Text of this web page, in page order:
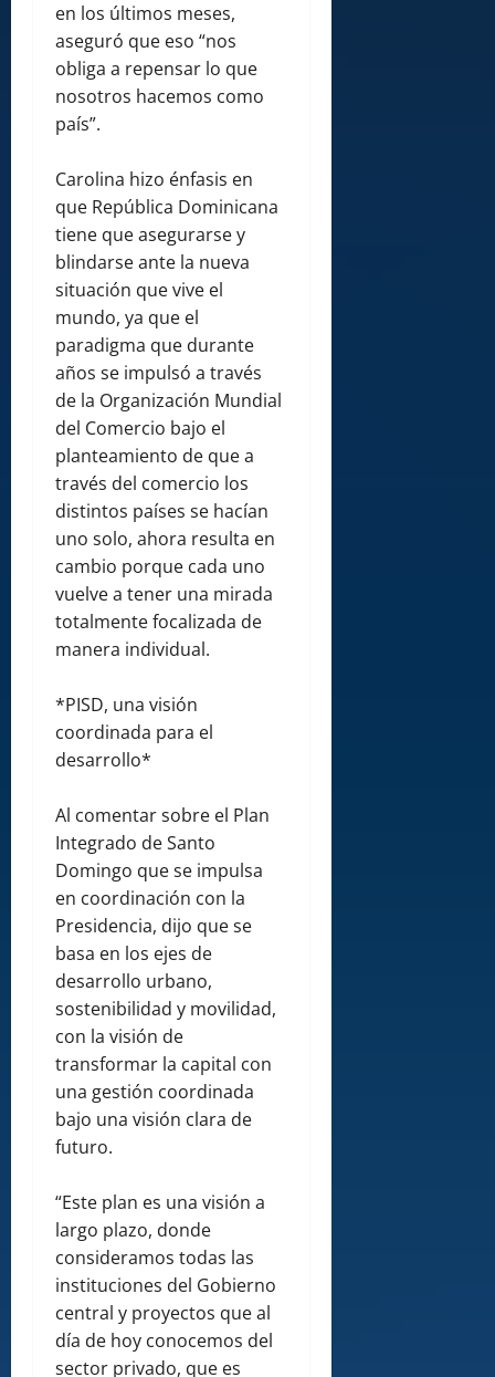
en los últimos meses,
aseguró que eso “nos
obliga a repensar lo que
nosotros hacemos como
país”.
Carolina hizo énfasis en
que República Dominicana
tiene que asegurarse y
blindarse ante la nueva
situación que vive el
mundo, ya que el
paradigma que durante
años se impulsó a través
de la Organización Mundial
del Comercio bajo el
planteamiento de que a
través del comercio los
distintos países se hacían
uno solo, ahora resulta en
cambio porque cada uno
vuelve a tener una mirada
totalmente focalizada de
manera individual.
*PISD, una visión
coordinada para el
desarrollo*
Al comentar sobre el Plan
Integrado de Santo
Domingo que se impulsa
en coordinación con la
Presidencia, dijo que se
basa en los ejes de
desarrollo urbano,
sostenibilidad y movilidad,
con la visión de
transformar la capital con
una gestión coordinada
bajo una visión clara de
futuro.
“Este plan es una visión a
largo plazo, donde
consideramos todas las
instituciones del Gobierno
central y proyectos que al
día de hoy conocemos del
sector privado, que es